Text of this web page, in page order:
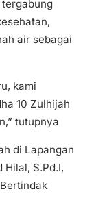
air sebagai
kami
10 Zulhijah
tutupnya
di Lapangan
Hilal, S.Pd.I,